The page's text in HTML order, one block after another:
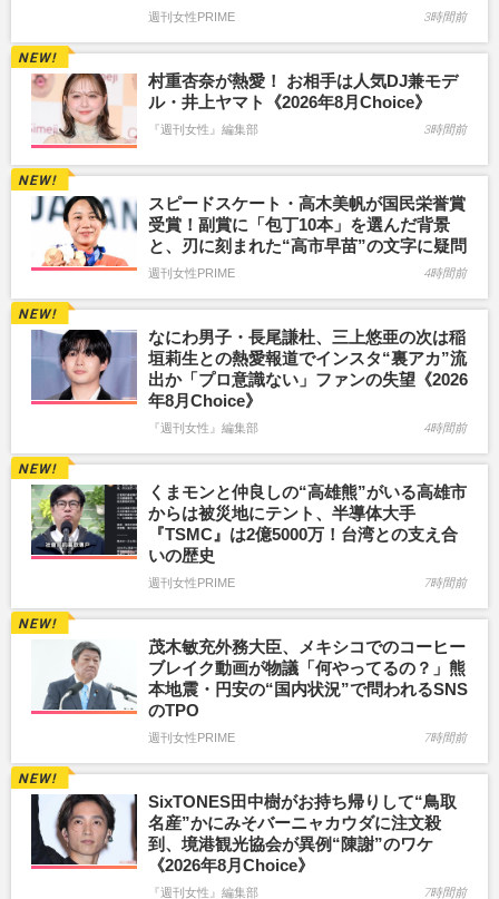
週刊女性PRIME 3時間前
村重杏奈が熱愛！ お相手は人気DJ兼モデ
ル・井上ヤマト《2026年8月Choice》
『週刊女性』編集部 3時間前
スピードスケート・高木美帆が国民栄誉賞
受賞！副賞に「包丁10本」を選んだ背景
と、刃に刻まれた“高市早苗”の文字に疑問
週刊女性PRIME 4時間前
なにわ男子・長尾謙杜、三上悠亜の次は稲
垣莉生との熱愛報道でインスタ“裏アカ”流
出か「プロ意識ない」ファンの失望《2026
年8月Choice》
『週刊女性』編集部 4時間前
くまモンと仲良しの“高雄熊”がいる高雄市
からは被災地にテント、半導体大手
『TSMC』は2億5000万！台湾との支え合
いの歴史
週刊女性PRIME 7時間前
茂木敏充外務大臣、メキシコでのコーヒー
ブレイク動画が物議「何やってるの？」熊
本地震・円安の“国内状況”で問われるSNS
のTPO
週刊女性PRIME 7時間前
SixTONES田中樹がお持ち帰りして“鳥取
名産”かにみそバーニャカウダに注文殺
到、境港観光協会が異例“陳謝”のワケ
《2026年8月Choice》
『週刊女性』編集部 7時間前